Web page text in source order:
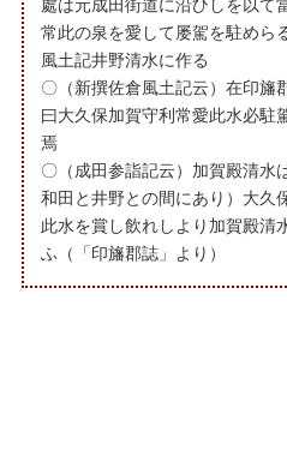
處は元成田街道に沿ひしを以て
常此の泉を愛して屡駕を駐めら
風土記井野清水に作る
〇（新撰佐倉風土記云）在印旛
曰大久保加賀守利常愛此水必駐
焉
〇（成田参詣記云）加賀殿清水
和田と井野との間にあり）大久
此水を賞し飲れしより加賀殿清
ふ（「印旛郡誌」より）